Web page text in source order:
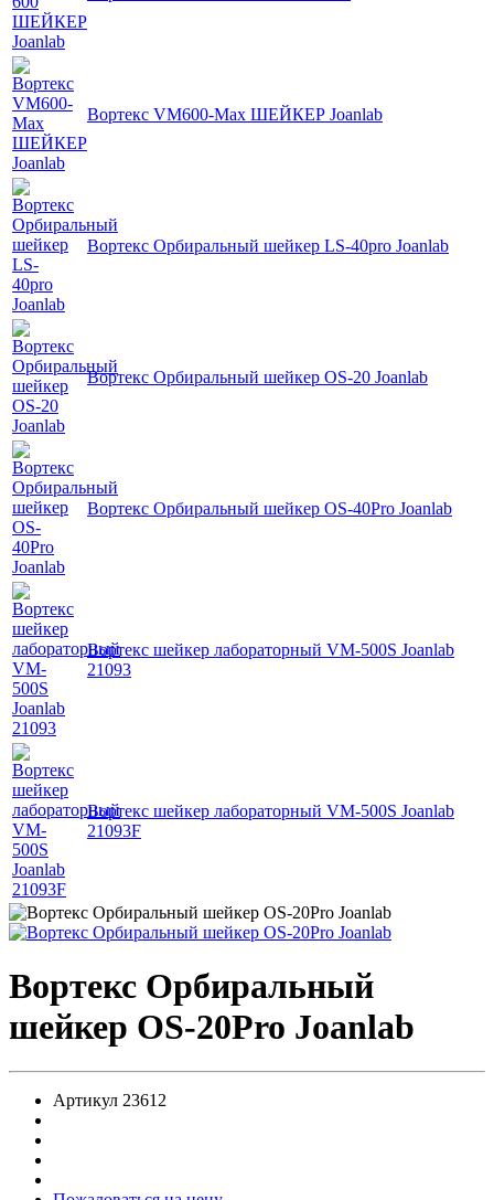
Вортекс VM600-Max ШЕЙКЕР Joanlab
Вортекс Орбиральный шейкер LS-40pro Joanlab
Вортекс Орбиральный шейкер OS-20 Joanlab
Вортекс Орбиральный шейкер OS-40Pro Joanlab
Вортекс шейкер лабораторный VM-500S Joanlab
21093
Вортекс шейкер лабораторный VM-500S Joanlab
21093F
Вортекс Орбиральный
шейкер OS-20Pro Joanlab
Артикул 23612